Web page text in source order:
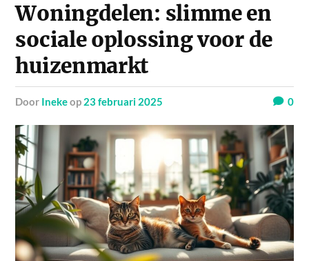
Woningdelen: slimme en
sociale oplossing voor de
huizenmarkt
door Inekeop 23 februari 2025 0